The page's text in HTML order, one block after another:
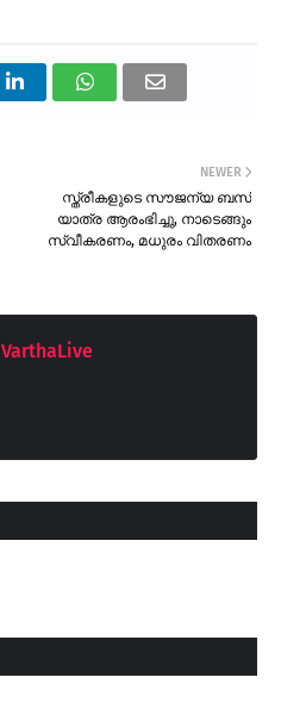
NEWER
സ്ത്രീകളുടെ സൗജന്യ ബസ്
യാത്ര ആരംഭിച്ചു, നാടെങ്ങും
സ്വീകരണം, മധുരം വിതരണം
VarthaLive